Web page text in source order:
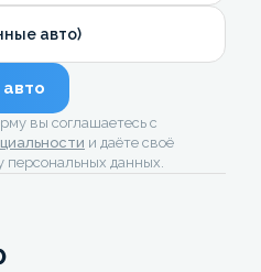
авто)
авто
вы соглашаетесь с
и даёте своё
персональных данных.